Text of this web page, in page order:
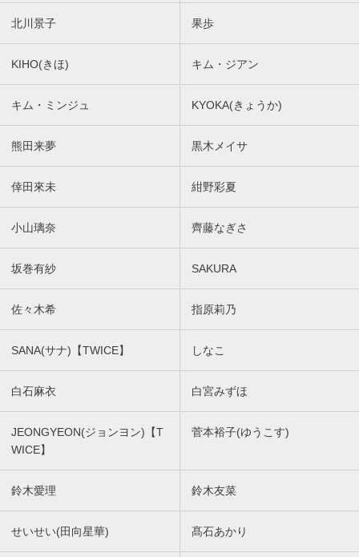
北川景子 果歩
KIHO(きほ) キム・ジアン
キム・ミンジュ KYOKA(きょうか)
熊田来夢 黒木メイサ
倖田來未 紺野彩夏
小山璃奈 齊藤なぎさ
坂巻有紗 SAKURA
佐々木希 指原莉乃
SANA(サナ)【TWICE】 しなこ
白石麻衣 白宮みずほ
JEONGYEON(ジョンヨン)【T
WICE】
菅本裕子(ゆうこす)
鈴木愛理 鈴木友菜
せいせい(田向星華) 髙石あかり